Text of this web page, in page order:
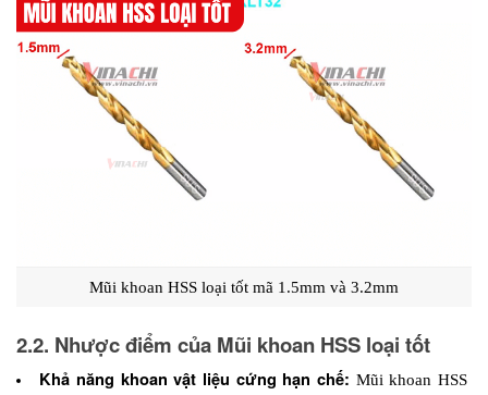
Mũi khoan HSS loại tốt mã 1.5mm và 3.2mm
2.2. Nhược điểm của Mũi khoan HSS loại tốt
Khả năng khoan vật liệu cứng hạn chế: Mũi khoan HSS